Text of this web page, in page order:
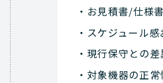
お見積書/仕様
スケジュール
現行保守との
対象機器の正常